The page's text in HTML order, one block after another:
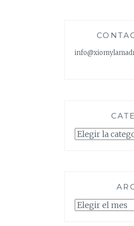
Categorías
Archivos